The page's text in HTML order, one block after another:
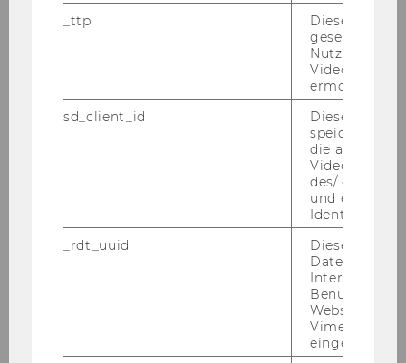
Ar­chiv Ak­ti­vi­tä­ten
Wintersemester 2023/24
_ttp
Dieser
gesetzt, um
Nutzung des
Videoplayers
ermöglichen
sd_client_id
Dieses Cookie
speichert
die aktuellen
des/ der
und einen
_rdt_uuid
Dieses
Daten über
Websites, auf
Vimeo-Video
eingebettet